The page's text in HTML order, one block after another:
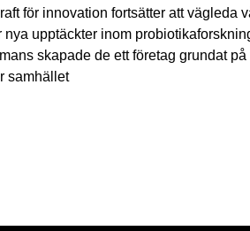
för innovation fortsätter att vägleda
upptäckter inom
skapade de ett företag grundat
samhället